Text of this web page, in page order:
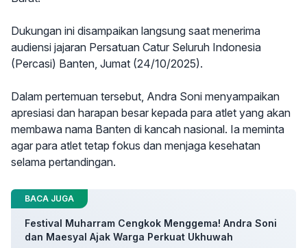
Dukungan ini disampaikan langsung saat menerima
audiensi jajaran Persatuan Catur Seluruh Indonesia
(Percasi) Banten, Jumat (24/10/2025).
Dalam pertemuan tersebut, Andra Soni menyampaikan
apresiasi dan harapan besar kepada para atlet yang akan
membawa nama Banten di kancah nasional. Ia meminta
agar para atlet tetap fokus dan menjaga kesehatan
selama pertandingan.
BACA JUGA
Festival Muharram Cengkok Menggema! Andra Soni
dan Maesyal Ajak Warga Perkuat Ukhuwah